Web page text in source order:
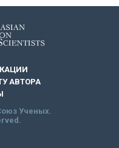
АВТОРА
Ученых.